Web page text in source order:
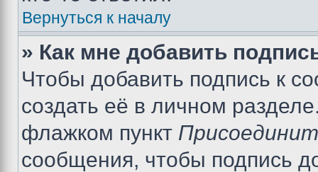
Вернуться к началу
» Как мне добавить
Чтобы добавить подпись к
создать её в личном
флажком пункт
сообщения, чтобы подпись